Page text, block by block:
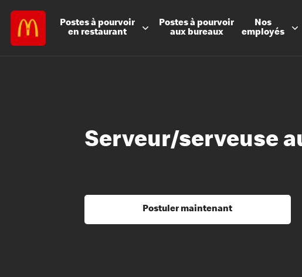
Postes à pourvoir
en restaurant
Postes à pourvoir
aux bureaux
Nos
employés
Serveur/serveuse
Postuler maintenant